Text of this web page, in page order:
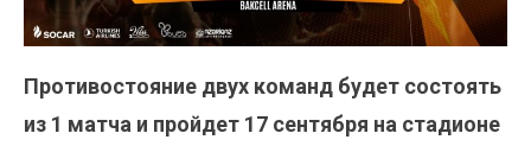
Противостояние двух команд будет состоять
из 1 матча и пройдет 17 сентября на стадионе